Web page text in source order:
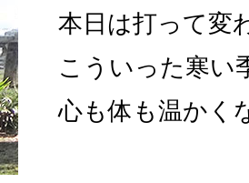
本日は打って変
こういった寒い
心も体も温かく